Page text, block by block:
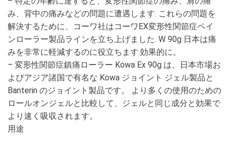
み、背中の痛みなどの問題に遭遇します. これらの問題を
解決するために、コーワ社はコーワEX変形性関節症ペイ
ンローラー製品ラインを立ち上げました. W 90g 日本は痛
みを非常に軽減するのに役立ちます.効果的に。
– 変形性関節症鎮痛ローラー Kowa Ex 90g は、日本市場お
よびアジア諸国で有名な Kowa ジョイント ジェル製品と
Banterin のジョイント製品です。 より多くの使用のための
ロールオンジェルと比較して、ジェルと同じ成分と効果で
より速く吸収されます。
用途